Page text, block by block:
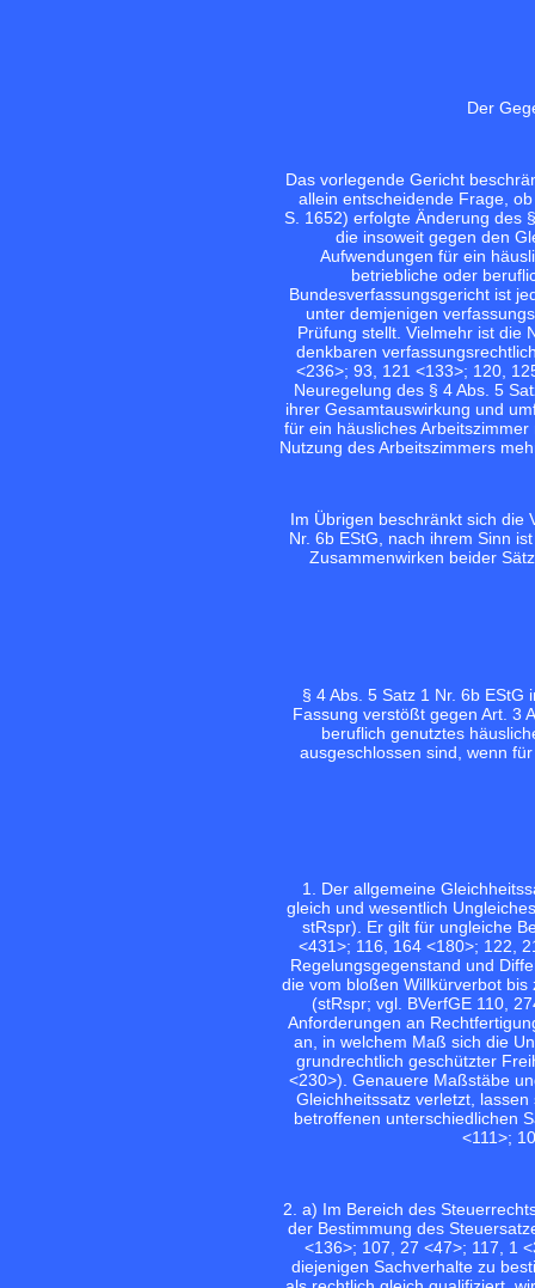
Der
Das vorlegende Gericht
allein entscheidende Frage,
S. 1652) erfolgte Änderung des
die insoweit gegen den
Aufwendungen für ein
betriebliche oder
Bundesverfassungsgericht ist
unter demjenigen
Prüfung stellt. Vielmehr ist die
denkbaren
<236>; 93, 121 <133>; 120,
Neuregelung des § 4 Abs. 5
ihrer Gesamtauswirkung und
für ein häusliches
Nutzung des Arbeitszimmers
Im Übrigen beschränkt sich die
Nr. 6b EStG, nach ihrem Sinn
Zusammenwirken beider
§ 4 Abs. 5 Satz 1 Nr. 6b
Fassung verstößt gegen Art. 3
beruflich genutztes
ausgeschlossen sind, wenn
1. Der allgemeine
gleich und wesentlich
stRspr). Er gilt für ungleiche
<431>; 116, 164 <180>; 122,
Regelungsgegenstand und
die vom bloßen Willkürverbot
(stRspr; vgl. BVerfGE 110,
Anforderungen an
an, in welchem Maß sich die
grundrechtlich geschützter
<230>). Genauere Maßstäbe
Gleichheitssatz verletzt,
betroffenen unterschiedlichen
<111>;
2. a) Im Bereich des
der Bestimmung des
<136>; 107, 27 <47>; 117, 1
diejenigen Sachverhalte zu